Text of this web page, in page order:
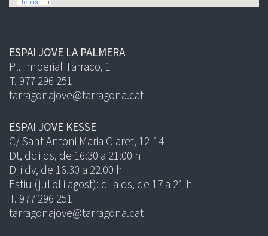
ESPAI JOVE LA PALMERA
Pl. Imperial Tàrraco, 1
T. 977 296 251
tarragonajove@tarragona.cat
ESPAI JOVE KESSE
C/ Sant Antoni Maria Claret, 12-14
Dt, dc i ds, de 16:30 a 21:00 h
Dj i dv, de 16.30 a 22.00 h
Estiu (juliol i agost): dl a ds, de 17 a 21 h
T. 977 296 251
tarragonajove@tarragona.cat